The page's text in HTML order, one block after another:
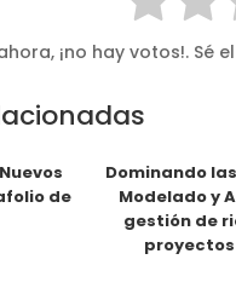
¡no hay votos!. Sé
de
Dominando
Modelado y
gestión de